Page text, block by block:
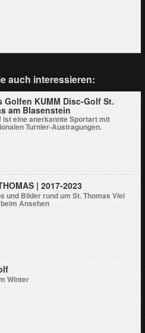
auch interessieren:
Golfen KUMM Disc-Golf St.
am Blasenstein
ist eine anerkannte Sportart mit
Turnier-Austragungen.
| 2017-2023
und Bilder rund um St. ThomasViel
Ansehen
Winter